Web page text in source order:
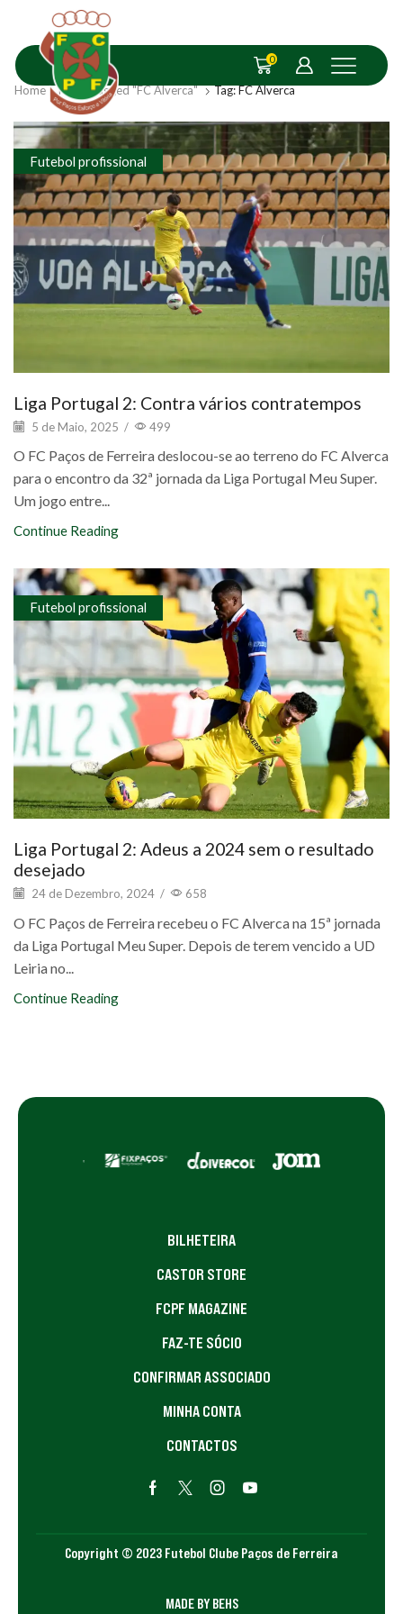
0
Home Posts Tagged "FC Alverca" Tag: FC Alverca
Futebol profissional
Liga Portugal 2: Contra vários contratempos
5 de Maio, 2025 / 499
O FC Paços de Ferreira deslocou-se ao terreno do FC Alverca
para o encontro da 32ª jornada da Liga Portugal Meu Super.
Um jogo entre...
Continue Reading
Futebol profissional
Liga Portugal 2: Adeus a 2024 sem o resultado
desejado
24 de Dezembro, 2024 / 658
O FC Paços de Ferreira recebeu o FC Alverca na 15ª jornada
da Liga Portugal Meu Super. Depois de terem vencido a UD
Leiria no...
Continue Reading
BILHETEIRA
CASTOR STORE
FCPF MAGAZINE
FAZ-TE SÓCIO
CONFIRMAR ASSOCIADO
MINHA CONTA
CONTACTOS
Copyright © 2023 Futebol Clube Paços de Ferreira
MADE BY BEHS